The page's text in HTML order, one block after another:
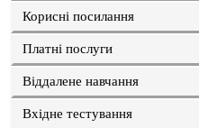
Корисні посилання
Платні послуги
Віддалене навчання
Вхідне тестування